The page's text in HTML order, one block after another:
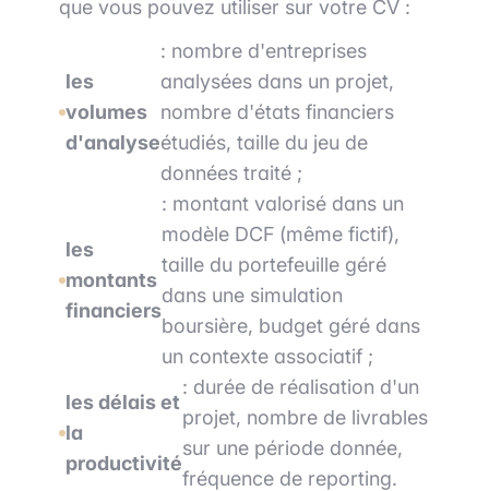
que vous pouvez utiliser sur votre CV :
les
volumes
d'analyse
: nombre d'entreprises
analysées dans un projet,
nombre d'états financiers
étudiés, taille du jeu de
données traité ;
les
montants
financiers
: montant valorisé dans un
modèle DCF (même fictif),
taille du portefeuille géré
dans une simulation
boursière, budget géré dans
un contexte associatif ;
les délais et
la
productivité
: durée de réalisation d'un
projet, nombre de livrables
sur une période donnée,
fréquence de reporting.